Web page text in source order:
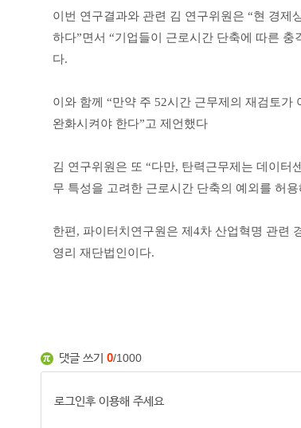
이번 연구결과와 관련 김 연구위원은 “현 경제
하다”면서 “기업들이 근로시간 단축에 따른
다.
이와 함께 “만약 주 52시간 근무제의 재검토
완화시켜야 한다”고 제언했다
김 연구위원은 또 “다만, 탄력근무제는 데이터
무 특성을 고려한 근로시간 단축의 예외를 허
한편, 파이터치연구원은 제4차 산업혁명 관련
영리 재단법인이다.
댓글 쓰기 0/1000